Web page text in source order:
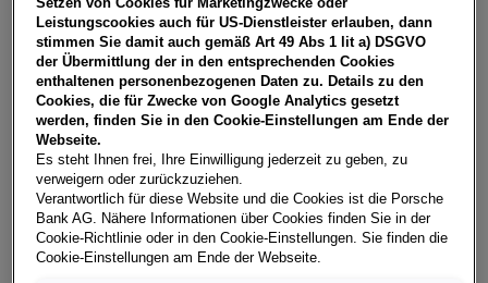
USt, NoVA, zzgl. gesetzl. Vertragsgebühr EUR 148,77 und
Bearbeitungskosten EUR 0,00. Gesamtleasingbetrag EUR
27.490,00, Restwert EUR 11.497,55, Sollzinssatz 7,28%
variabel, Effektivzinssatz 8,44% variabel, Gesamtbetrag
EUR 34.187,32. Ihr Verkaufsberater freut sich darauf, Ihnen
ein individuelles Angebot erstellen zu können.
Weitere Infos & Daten
Fahrzeugdaten
Setzen von Cookies für Marketingzwecke oder
Leistungscookies auch für US-Dienstleister erlauben, dann
stimmen Sie damit auch gemäß Art 49 Abs 1 lit a) DSGVO
der Übermittlung der in den entsprechenden Cookies
enthaltenen personenbezogenen Daten zu. Details zu den
Cookies, die für Zwecke von Google Analytics gesetzt
werden, finden Sie in den Cookie-Einstellungen am Ende der
Webseite.
Es steht Ihnen frei, Ihre Einwilligung jederzeit zu geben, zu
verweigern oder zurückzuziehen.
Verantwortlich für diese Website und die Cookies ist die Porsche
Bank AG. Nähere Informationen über Cookies finden Sie in der
Cookie-Richtlinie oder in den Cookie-Einstellungen. Sie finden die
Cookie-Einstellungen am Ende der Webseite.